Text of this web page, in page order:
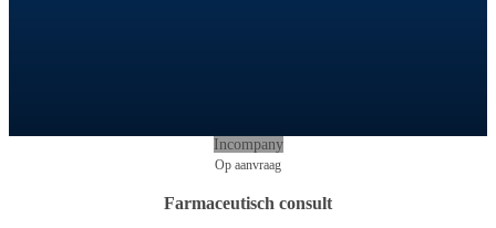
Incompany
Op aanvraag
Farmaceutisch consult